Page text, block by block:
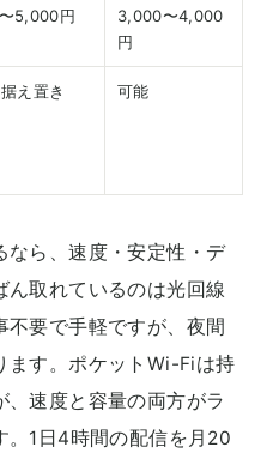
5,000円
3,000〜4,000
円
え置き
可能
なら、速度・安定性・デ
ん取れているのは光回線
不要で手軽ですが、夜間
ます。ポケットWi-Fiは持
速度と容量の両方がラ
。1日4時間の配信を月20